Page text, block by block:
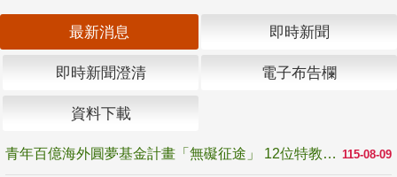
最新消息 即時新聞
即時新聞澄清 電子布告欄
資料下載
115-08-09
青年百億海外圓夢基金計畫「無礙征途」 12位特教與弱勢青年勇闖西班牙 跨越感官限制見證生命蛻變